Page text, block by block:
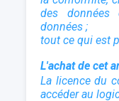
des données
données ;
tout ce qui est
L'achat de cet
La licence du
accéder au